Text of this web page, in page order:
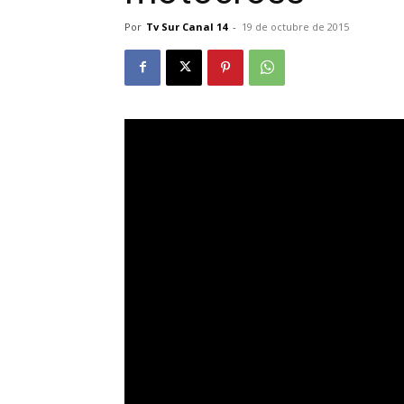
Por Tv Sur Canal 14 - 19 de octubre de 2015